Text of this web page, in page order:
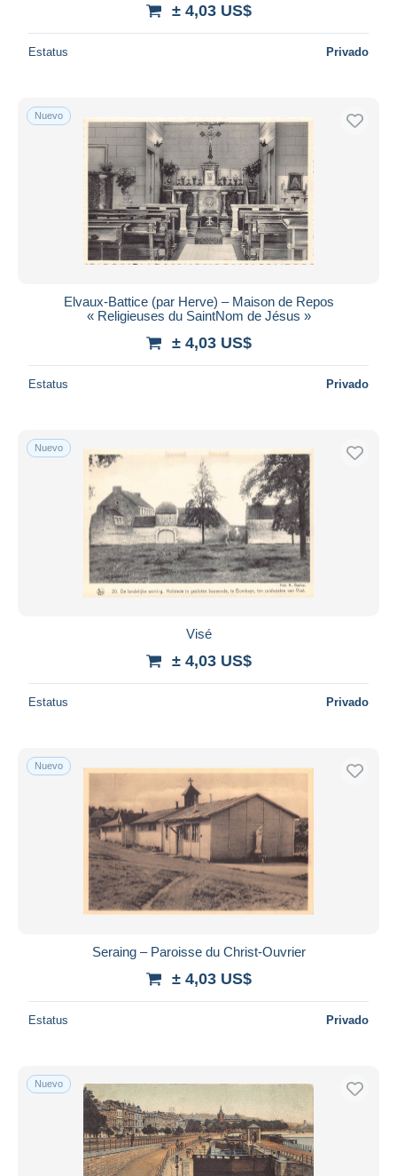
± 4,03 US$
Estatus Privado
Nuevo
Elvaux-Battice (par Herve) – Maison de Repos
« Religieuses du SaintNom de Jésus »
± 4,03 US$
Estatus Privado
Nuevo
Visé
± 4,03 US$
Estatus Privado
Nuevo
Seraing – Paroisse du Christ-Ouvrier
± 4,03 US$
Estatus Privado
Nuevo